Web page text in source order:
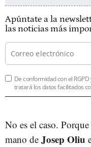
Apúntate a la
las noticias más
De conformidad con el RGPD
tratará los datos facilitados
No es el caso.
mano de Josep Oliu